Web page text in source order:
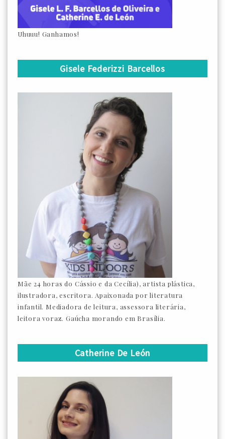
Uhuuu! Ganhamos!
Gisele Federizzi Barcellos
Mãe 24 horas do Cássio e da Cecília), artista plástica,
ilustradora, escritora. Apaixonada por literatura
infantil. Mediadora de leitura, assessora literária,
leitora voraz. Gaúcha morando em Brasília.
Catherine De León